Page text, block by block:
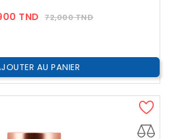
TND Prix
72,000 TNDPrix
AU PANIER